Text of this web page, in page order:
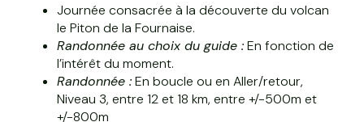
Journée consacrée à la découverte du volcan
le Piton de la Fournaise.
Randonnée au choix du guide :En fonction de
l’intérêt du moment.
Randonnée :En boucle ou en Aller/retour,
Niveau 3, entre 12 et 18 km, entre +/-500m et
+/-800m